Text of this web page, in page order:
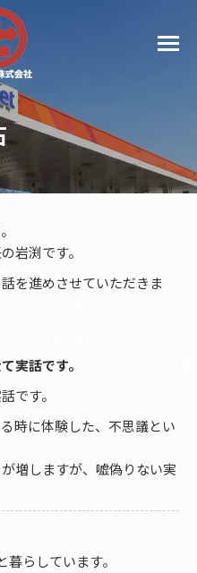
岩渕です。
を進めさせていただきま
実話です。
です。
時に体験した、不思議とい
増しますが、嘘偽りない実
らしています。